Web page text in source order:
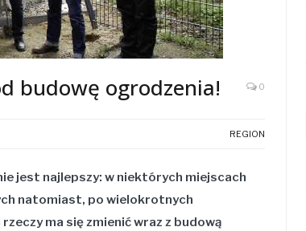
budowę ogrodzenia! 0
REGION
jest najlepszy: w niektórych miejscach
natomiast, po wielokrotnych
ma się zmienić wraz z budową